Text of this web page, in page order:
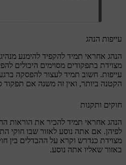
עייפות הנהג
הנהג אחראי תמיד להקפיד להימנע
מצוידת בתפקודים מסוימים היכולים
עייפות. חשוב תמיד לעצור להפסקה
הקטנה ביותר, ואין זה משנה אם תפקוד
חוקים ותקנות
הנהג אחראי תמיד להכיר את הוראות
לפיהן. אם אתה נוסע לאזור שבו חוקי
מצוידת כנדרש וקרא על ההבדלים בין
באזור שאליו אתה נוסע.